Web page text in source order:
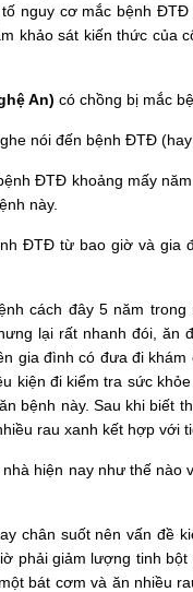
nguy cơ mắc bệnh
khảo sát kiến thức của
An) có chồng bị mắc
nói đến bệnh ĐTĐ
ĐTĐ khoảng mấy
này.
ĐTĐ từ bao giờ và gia
cách đây 5 năm
lại rất nhanh đói, ăn
gia đình có đưa đi
kiện đi kiểm tra sức
bệnh này. Sau khi biết
rau xanh kết hợp với
hiện nay như thế
chân suốt nên vấn đề
phải giảm lượng tinh
bát cơm và ăn nhiều